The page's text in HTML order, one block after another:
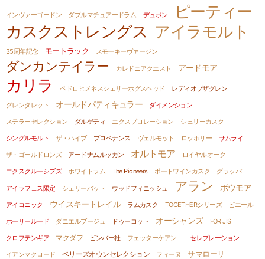
インヴァーゴードン ダブルマチュアードラム デュポン
ピーティー
カスクストレングス アイラモルト
35周年記念 モートラック スモーキーヴァージン
ダンカンテイラー カレドニアクエスト アードモア
カリラ ペドロヒメネスシェリーホグスヘッド
レディオブザグレン
グレンタレット
オールドパティキュラー
ダイメンション
ステラーセレクション
ダルゲティ エクスプロレーション
シェリーカスク
シングルモルト
ザ・ハイブ プロベナンス ヴェルモット ロッホリー
サムライ
ザ・ゴールドロンズ
アードナムルッカン オルトモア
ロイヤルオーク
エクスクルーシブズ
ホワイトラム The Pioneers ポートワインカスク グラッパ
アイラフェス限定 シェリーバット ウッドフィニッシュ アラン ボウモア
アイコニック ウイスキートレイル ラムカスク TOGETHERシリーズ
ビエール
ホーリールード
ダニエルブージュ ドゥーコット オーシャンズ
FOR JIS
クロフテンギア
マクダフ ビンバー社 フェッターケアン
セレブレーション
イアンマクロード
ベリーズオウンセレクション フィーヌ サマローリ